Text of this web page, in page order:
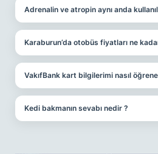
Adrenalin ve atropin aynı anda
Karaburun’da otobüs fiyatları ne
VakıfBank kart bilgilerimi nasıl
Kedi bakmanın sevabı nedir ?